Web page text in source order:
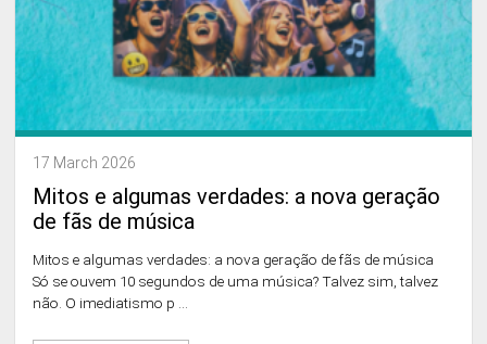
17 March 2026
Mitos e algumas verdades: a nova geração
de fãs de música
Mitos e algumas verdades: a nova geração de fãs de música
Só se ouvem 10 segundos de uma música? Talvez sim, talvez
não. O imediatismo p ...